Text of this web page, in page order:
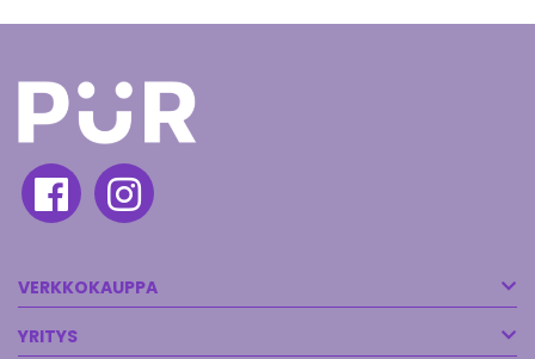
VERKKOKAUPPA
YRITYS